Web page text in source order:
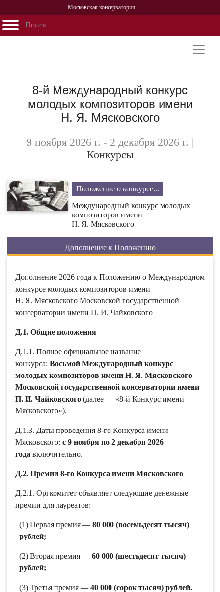
Московская консерватория
Открыть - закрыть
Персоналии
История
8-й Международный конкурс
молодых композиторов имени
Н. Я. Мясковского
9 ноября 2026 г. - 2 декабря 2026 г. |
Конкурсы
Положение о конкурсе...
Международный конкурс молодых
композиторов имени
Н. Я. Мясковского
Дополнение к Положению
Дополнение 2026 года к Положению о Международном
конкурсе молодых композиторов имени
Н. Я. Мясковского Московской государственной
консерватории имени П. И. Чайковского
Д.1. Общие положения
Д.1.1. Полное официальное название
конкурса: Восьмой Международный конкурс
молодых композиторов имени Н. Я. Мясковского
Московской государственной консерватории имени
П. И. Чайковского (далее — «8-й Конкурс имени
Мясковского»).
Д.1.3. Даты проведения 8-го Конкурса имени
Мясковского: с 9 ноября по 2 декабря 2026
года включительно.
Д.2. Премии 8-го Конкурса имени Мясковского
Д.2.1. Оргкомитет объявляет следующие денежные
премии для лауреатов:
(1) Первая премия — 80 000 (восемьдесят тысяч)
рублей;
(2) Вторая премия — 60 000 (шестьдесят тысяч)
рублей;
(3) Третья премия — 40 000 (сорок тысяч) рублей.